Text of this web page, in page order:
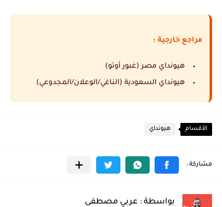
مراجع خارجية :
هيونداي مصر (غبور أوتو)
هيونداي السعودية (الناغي/الوعلان/المجدوعي)
الأقسام هيونداي
بواسطة : عربي مصطفى